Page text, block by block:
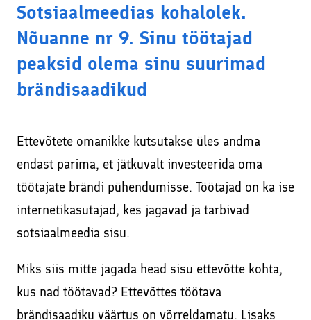
Sotsiaalmeedias kohalolek.
Nõuanne nr 9. Sinu töötajad
peaksid olema sinu suurimad
brändisaadikud
Ettevõtete omanikke kutsutakse üles andma
endast parima, et jätkuvalt investeerida oma
töötajate brändi pühendumisse. Töötajad on ka ise
internetikasutajad, kes jagavad ja tarbivad
sotsiaalmeedia sisu.
Miks siis mitte jagada head sisu ettevõtte kohta,
kus nad töötavad? Ettevõttes töötava
brändisaadiku väärtus on võrreldamatu. Lisaks